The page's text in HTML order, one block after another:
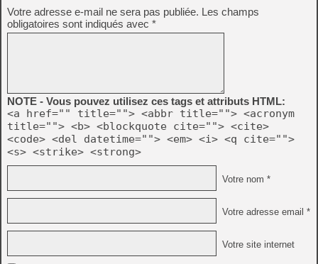
Votre adresse e-mail ne sera pas publiée. Les champs
obligatoires sont indiqués avec *
NOTE - Vous pouvez utilisez ces tags et attributs HTML:
<a href="" title=""> <abbr title=""> <acronym
title=""> <b> <blockquote cite=""> <cite>
<code> <del datetime=""> <em> <i> <q cite="">
<s> <strike> <strong>
Votre nom *
Votre adresse email *
Votre site internet